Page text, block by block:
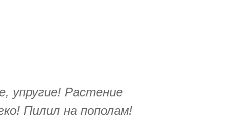
упругие! Растение
Пилил на пополам!